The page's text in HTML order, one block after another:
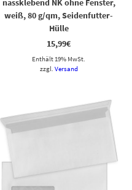
weiß, 80 g/qm, Seidenfutter-
Hülle
15,99€
Enthält 19% MwSt.
zzgl. Versand